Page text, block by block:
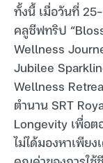
ทั้งนี้ เมื่อวันที่
คลูซีฟทริป
Wellness
Jubilee
Wellness
ตำนาน SRT
Longevity เพื่อ
ไม่ได้มองหาเพีย